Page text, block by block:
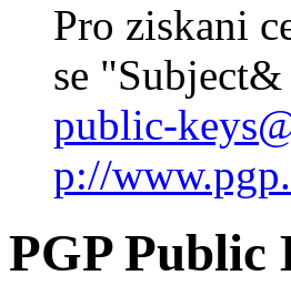
Pro ziskani
se
public-
p://
PGP Public